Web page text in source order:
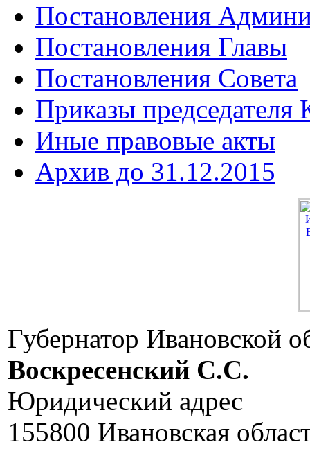
Постановления
Постановления Главы
Постановления Совета
Приказы
Иные правовые акты
Архив до 31.12.2015
Губернатор Ивановской
Воскресенский C.C.
Юридический адрес
155800 Ивановская